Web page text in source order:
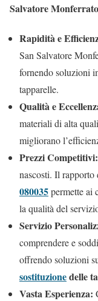
Salvatore Monferrato
Rapidità e
San Salvatore
fornendo soluzioni
tapparelle.
Qualità e
materiali di alta
migliorano
Prezzi Competitivi:
nascosti. Il
080035permette ai
la qualità del
Servizio
comprendere e
offrendo soluzioni
sostituzionedelle
Vasta Esperienza: